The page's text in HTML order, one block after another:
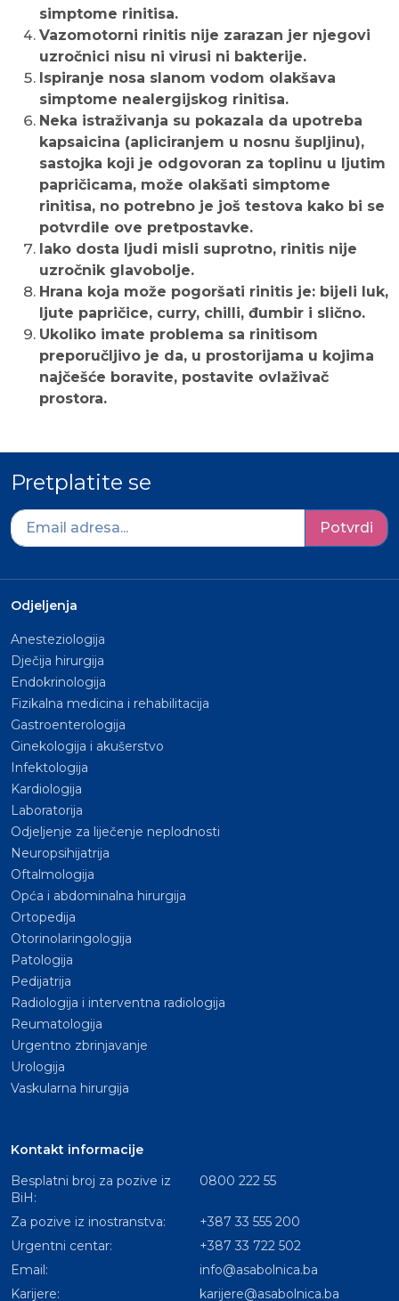
simptome rinitisa.
Vazomotorni rinitis nije zarazan jer njegovi
uzročnici nisu ni virusi ni bakterije.
Ispiranje nosa slanom vodom olakšava
simptome nealergijskog rinitisa.
Neka istraživanja su pokazala da upotreba
kapsaicina (apliciranjem u nosnu šupljinu),
sastojka koji je odgovoran za toplinu u ljutim
papričicama, može olakšati simptome
rinitisa, no potrebno je još testova kako bi se
potvrdile ove pretpostavke.
Iako dosta ljudi misli suprotno, rinitis nije
uzročnik glavobolje.
Hrana koja može pogoršati rinitis je: bijeli luk,
ljute papričice, curry, chilli, đumbir i slično.
Ukoliko imate problema sa rinitisom
preporučljivo je da, u prostorijama u kojima
najčešće boravite, postavite ovlaživač
prostora.
Pretplatite se
Potvrdi
Odjeljenja
Anesteziologija
Dječija hirurgija
Endokrinologija
Fizikalna medicina i rehabilitacija
Gastroenterologija
Ginekologija i akušerstvo
Infektologija
Kardiologija
Laboratorija
Odjeljenje za liječenje neplodnosti
Neuropsihijatrija
Oftalmologija
Opća i abdominalna hirurgija
Ortopedija
Otorinolaringologija
Patologija
Pedijatrija
Radiologija i interventna radiologija
Reumatologija
Urgentno zbrinjavanje
Urologija
Vaskularna hirurgija
Kontakt informacije
Besplatni broj za pozive iz
BiH:
0800 222 55
Za pozive iz inostranstva:
+387 33 555 200
Urgentni centar:
+387 33 722 502
Email:
info@asabolnica.ba
Karijere:
karijere@asabolnica.ba